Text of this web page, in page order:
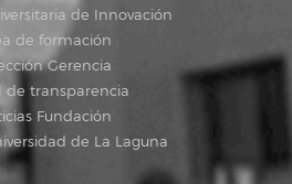
de Innovación
de formación
Gerencia
de transparencia
Fundación
de La Laguna